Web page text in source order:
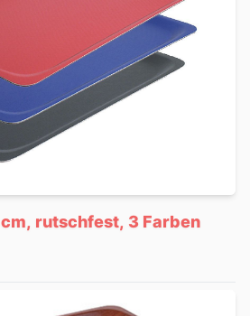
rutschfest, 3 Farben